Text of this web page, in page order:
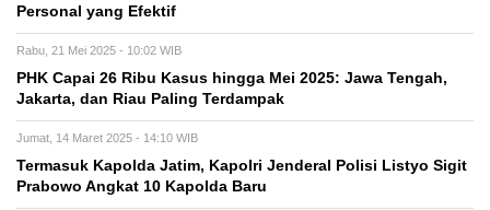
Personal yang Efektif
Rabu, 21 Mei 2025 - 10:02 WIB
PHK Capai 26 Ribu Kasus hingga Mei 2025: Jawa Tengah,
Jakarta, dan Riau Paling Terdampak
Jumat, 14 Maret 2025 - 14:10 WIB
Termasuk Kapolda Jatim, Kapolri Jenderal Polisi Listyo Sigit
Prabowo Angkat 10 Kapolda Baru